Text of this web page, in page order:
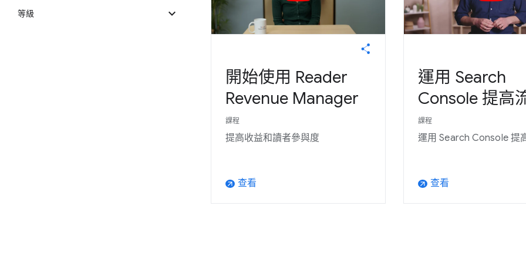
等級 expand_more
開始使用 Reader
Revenue Manager
課程
提高收益和讀者參與度
arrow_outward 查看
運用 Search
Console 提高
課程
運用 Search Console 提
arrow_outward 查看